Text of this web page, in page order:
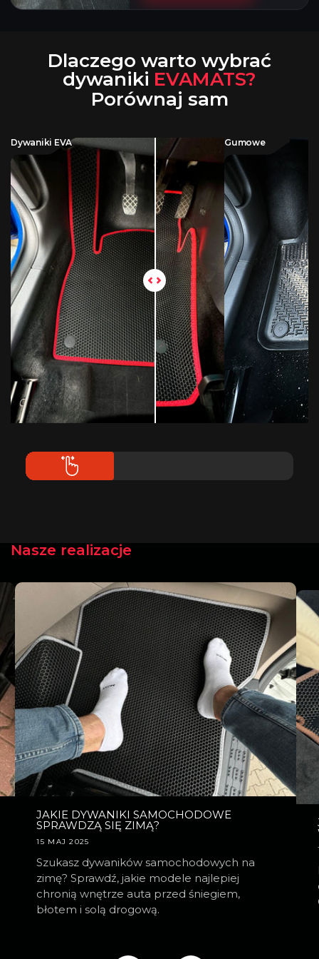
Dlaczego warto wybrać
dywaniki EVAMATS?
Porównaj sam
Dywaniki EVA Gumowe
Nasze realizacje
JAKIE DYWANIKI SAMOCHODOWE
SPRAWDZĄ SIĘ ZIMĄ?
15 MAJ 2025
Szukasz dywaników samochodowych na
zimę? Sprawdź, jakie modele najlepiej
chronią wnętrze auta przed śniegiem,
błotem i solą drogową.